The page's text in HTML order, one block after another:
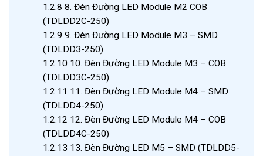
1.2.8 8. Đèn Đường LED Module M2 COB
(TDLDD2C-250)
1.2.99. Đèn Đường LED Module M3 – SMD
(TDLDD3-250)
1.2.1010. Đèn Đường LED Module M3 – COB
(TDLDD3C-250)
1.2.11 11. Đèn Đường LED Module M4 – SMD
(TDLDD4-250)
1.2.12 12. Đèn Đường LED Module M4 – COB
(TDLDD4C-250)
1.2.13 13. Đèn Đường LED M5 – SMD (TDLDD5-